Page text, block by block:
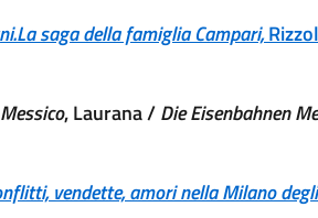
saga della famiglia Campari,
, Laurana /Die Eisenbahnen
vendette, amori nella Milano